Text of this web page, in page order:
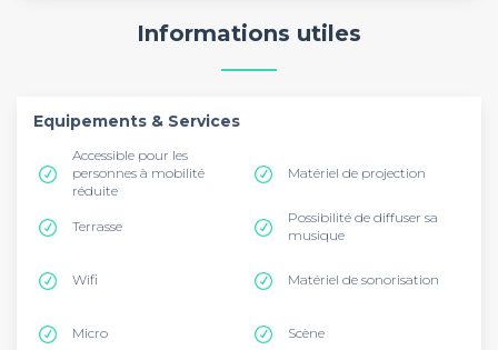
Informations utiles
Equipements & Services
Accessible pour les
personnes à mobilité
réduite
Matériel de projection
Terrasse
Possibilité de diffuser sa
musique
Wifi Matériel de sonorisation
Micro Scène